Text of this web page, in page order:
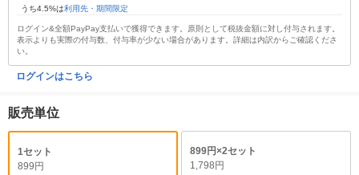
うち4.5%は利用先・期間限定
ログイン&全額PayPay支払いで獲得できます。原則として税抜金額に対し付与されます。
表示よりも実際の付与数、付与率が少ない場合があります。詳細は内訳からご確認くださ
い。
ログインはこちら
販売単位
1セット
899円
899円×2セット
1,798円